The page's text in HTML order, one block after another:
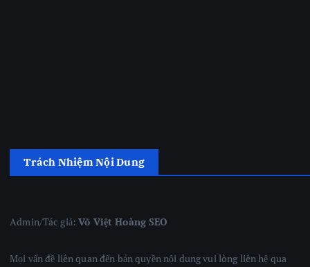
Trách Nhiệm Nội Dung
Admin/Tác giả:Võ Việt Hoàng SEO
Mọi vấn đề liên quan đến bản quyền nội dung vui lòng liên hệ qua